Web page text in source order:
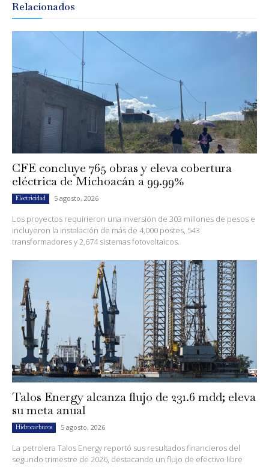
Relacionados
CFE concluye 765 obras y eleva cobertura
eléctrica de Michoacán a 99.99%
Electricidad 5 agosto, 2026
Los proyectos requirieron una inversión de 303 millones de pesos e
incluyeron la instalación de más de 4,000 postes, 543
transformadores y 2,674 sistemas fotovoltaicos.
Talos Energy alcanza flujo de 231.6 mdd; eleva
su meta anual
Hidrocarburos 5 agosto, 2026
La petrolera Talos Energy reportó sus resultados financieros del
segundo trimestre de 2026, destacando un flujo de efectivo libre